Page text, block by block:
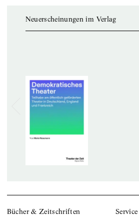
Neuerscheinungen im Verlag
Bücher & Zeitschriften Service